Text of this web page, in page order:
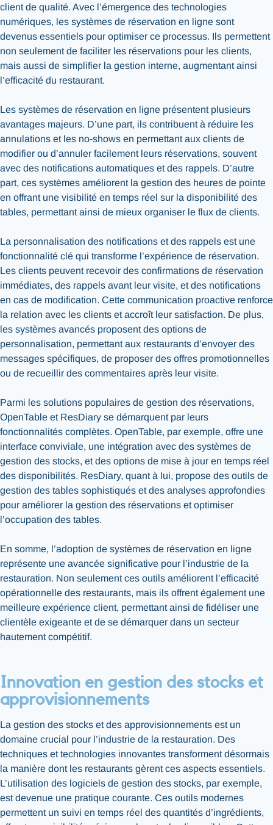
client de qualité. Avec l’émergence des technologies
numériques, les systèmes de réservation en ligne sont
devenus essentiels pour optimiser ce processus. Ils permettent
non seulement de faciliter les réservations pour les clients,
mais aussi de simplifier la gestion interne, augmentant ainsi
l’efficacité du restaurant.
Les systèmes de réservation en ligne présentent plusieurs
avantages majeurs. D’une part, ils contribuent à réduire les
annulations et les no-shows en permettant aux clients de
modifier ou d’annuler facilement leurs réservations, souvent
avec des notifications automatiques et des rappels. D’autre
part, ces systèmes améliorent la gestion des heures de pointe
en offrant une visibilité en temps réel sur la disponibilité des
tables, permettant ainsi de mieux organiser le flux de clients.
La personnalisation des notifications et des rappels est une
fonctionnalité clé qui transforme l’expérience de réservation.
Les clients peuvent recevoir des confirmations de réservation
immédiates, des rappels avant leur visite, et des notifications
en cas de modification. Cette communication proactive renforce
la relation avec les clients et accroît leur satisfaction. De plus,
les systèmes avancés proposent des options de
personnalisation, permettant aux restaurants d’envoyer des
messages spécifiques, de proposer des offres promotionnelles
ou de recueillir des commentaires après leur visite.
Parmi les solutions populaires de gestion des réservations,
OpenTable et ResDiary se démarquent par leurs
fonctionnalités complètes. OpenTable, par exemple, offre une
interface conviviale, une intégration avec des systèmes de
gestion des stocks, et des options de mise à jour en temps réel
des disponibilités. ResDiary, quant à lui, propose des outils de
gestion des tables sophistiqués et des analyses approfondies
pour améliorer la gestion des réservations et optimiser
l’occupation des tables.
En somme, l’adoption de systèmes de réservation en ligne
représente une avancée significative pour l’industrie de la
restauration. Non seulement ces outils améliorent l’efficacité
opérationnelle des restaurants, mais ils offrent également une
meilleure expérience client, permettant ainsi de fidéliser une
clientèle exigeante et de se démarquer dans un secteur
hautement compétitif.
Innovation en gestion des stocks et
approvisionnements
La gestion des stocks et des approvisionnements est un
domaine crucial pour l’industrie de la restauration. Des
techniques et technologies innovantes transforment désormais
la manière dont les restaurants gèrent ces aspects essentiels.
L’utilisation des logiciels de gestion des stocks, par exemple,
est devenue une pratique courante. Ces outils modernes
permettent un suivi en temps réel des quantités d’ingrédients,